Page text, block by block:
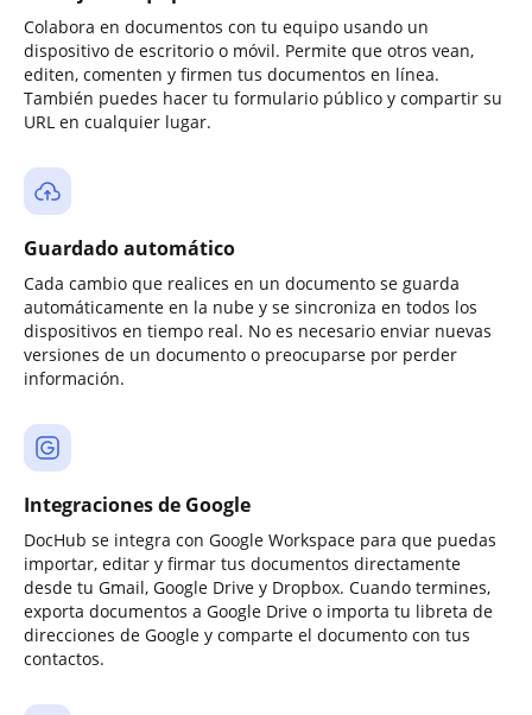
Colabora en documentos con tu equipo usando un
dispositivo de escritorio o móvil. Permite que otros vean,
editen, comenten y firmen tus documentos en línea.
También puedes hacer tu formulario público y compartir su
URL en cualquier lugar.
Guardado automático
Cada cambio que realices en un documento se guarda
automáticamente en la nube y se sincroniza en todos los
dispositivos en tiempo real. No es necesario enviar nuevas
versiones de un documento o preocuparse por perder
información.
Integraciones de Google
DocHub se integra con Google Workspace para que puedas
importar, editar y firmar tus documentos directamente
desde tu Gmail, Google Drive y Dropbox. Cuando termines,
exporta documentos a Google Drive o importa tu libreta de
direcciones de Google y comparte el documento con tus
contactos.